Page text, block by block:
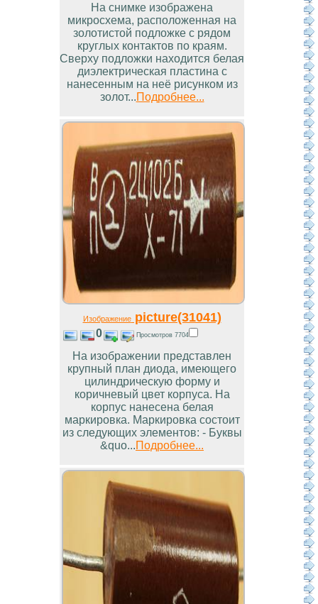
На снимке изображена
микросхема, расположенная на
золотистой подложке с рядом
круглых контактов по краям.
Сверху подложки находится белая
диэлектрическая пластина с
нанесенным на неё рисунком из
золот...Подробнее...
Изображениеpicture(31041)
0 Просмотров 7704
На изображении представлен
крупный план диода, имеющего
цилиндрическую форму и
коричневый цвет корпуса. На
корпус нанесена белая
маркировка. Маркировка состоит
из следующих элементов: - Буквы
&quo...Подробнее...